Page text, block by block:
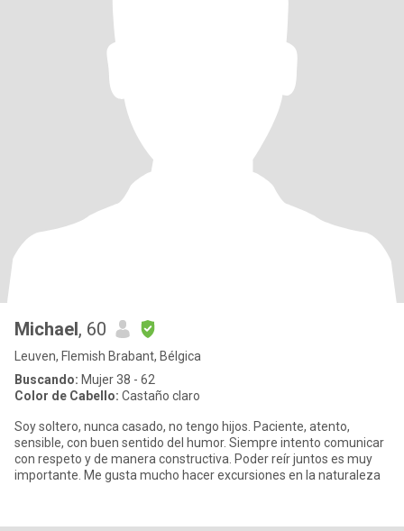
Michael, 60
Leuven, Flemish Brabant, Bélgica
Buscando: Mujer 38 - 62
Color de Cabello: Castaño claro
Soy soltero, nunca casado, no tengo hijos. Paciente, atento,
sensible, con buen sentido del humor. Siempre intento comunicar
con respeto y de manera constructiva. Poder reír juntos es muy
importante. Me gusta mucho hacer excursiones en la naturaleza